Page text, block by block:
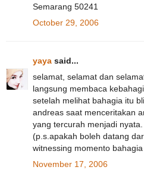
Semarang 50241
October 29, 2006
yaya said...
selamat, selamat dan
langsung membaca
setelah melihat bahagia itu
andreas saat menceritakan
yang tercurah menjadi
(p.s.apakah boleh datang
witnessing momento
November 17, 2006